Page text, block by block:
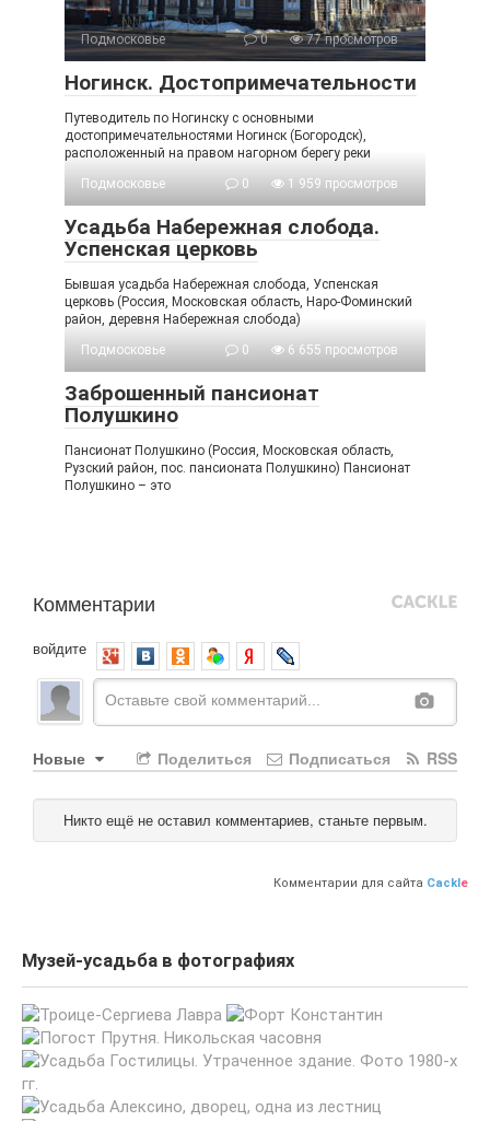
Подмосковье 0 77 просмотров
Ногинск. Достопримечательности
Путеводитель по Ногинску с основными
достопримечательностями Ногинск (Богородск),
расположенный на правом нагорном берегу реки
Подмосковье
0 1 959 просмотров
Усадьба Набережная слобода.
Успенская церковь
Бывшая усадьба Набережная слобода, Успенская
церковь (Россия, Московская область, Наро-Фоминский
район, деревня Набережная слобода)
Подмосковье
0 6 655 просмотров
Заброшенный пансионат
Полушкино
Пансионат Полушкино (Россия, Московская область,
Рузский район, пос. пансионата Полушкино) Пансионат
Полушкино – это
Комментарии
войдите
Новые RSS
Подписаться
Поделиться
Никто ещё не оставил комментариев, станьте первым.
Комментарии для сайта Cackl e
Музей-усадьба в фотографиях